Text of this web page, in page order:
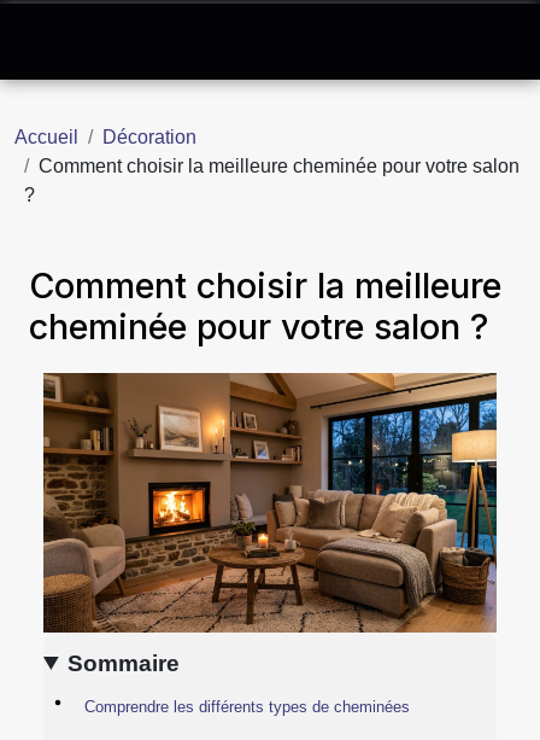
Accueil
Décoration
Comment choisir la meilleure cheminée pour votre salon
?
Comment choisir la meilleure
cheminée pour votre salon ?
Sommaire
Comprendre les différents types de cheminées